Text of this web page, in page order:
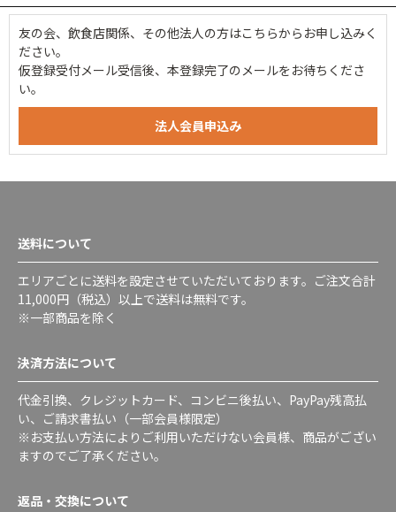
友の会、飲食店関係、その他法人の方はこちらからお申し込みく
ださい。
仮登録受付メール受信後、本登録完了のメールをお待ちくださ
い。
送料について
エリアごとに送料を設定させていただいております。ご注文合計
11,000円（税込）以上で送料は無料です。
※一部商品を除く
決済方法について
代金引換、クレジットカード、コンビニ後払い、PayPay残高払
い、ご請求書払い（一部会員様限定）
※お支払い方法によりご利用いただけない会員様、商品がござい
ますのでご了承ください。
返品・交換について